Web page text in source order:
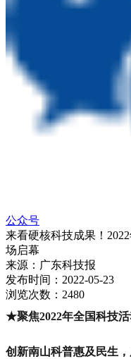
公众号
来看硬核科技成果！
场启幕
来源： 广东科技报
发布时间： 2022-05-23
浏览次数： 2480
★聚焦2022年全国科技活
创新南山科普惠及民生